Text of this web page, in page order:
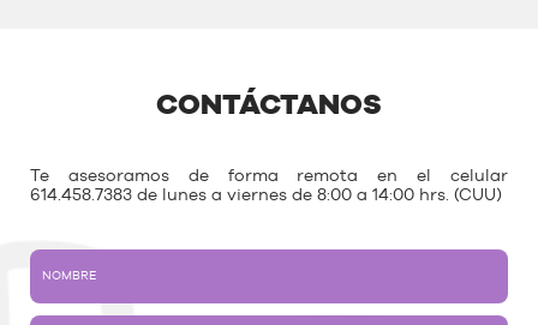
CONTÁCTANOS
Te asesoramos de forma remota en el celular
614.458.7383 de lunes a viernes de 8:00 a 14:00 hrs. (CUU)